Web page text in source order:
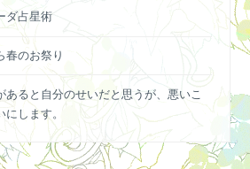
ダ占星術
春のお祭り
あると自分のせいだと思うが、悪いこ
します。